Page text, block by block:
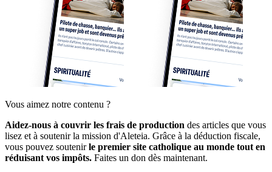
Vous aimez notre contenu ?
Aidez-nous à couvrir les frais de production des articles que vous
lisez et à soutenir la mission d'Aleteia. Grâce à la déduction fiscale,
vous pouvez soutenirle premier site catholique au monde tout en
réduisant vos impôts. Faites un don dès maintenant.